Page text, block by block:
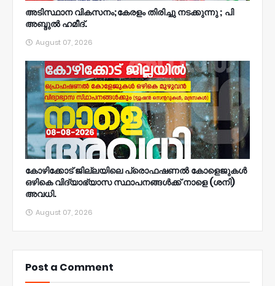
അടിസ്ഥാന വികസനം;കേരളം തിരിച്ചു നടക്കുന്നു ; പി
അബ്ദുൽ ഹമീദ്.
August 07, 2026
കോഴിക്കോട് ജില്ലയിലെ പ്രൊഫഷണൽ കോളെജുകൾ
ഒഴികെ വിദ്യാഭ്യാസ സ്ഥാപനങ്ങൾക്ക് നാളെ (ശനി)
അവധി.
August 07, 2026
Post a Comment